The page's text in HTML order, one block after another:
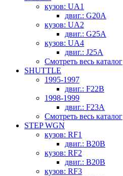
кузов: UA1
двиг.: G20A
кузов: UA2
двиг.: G25A
кузов: UA4
двиг.: J25A
Смотреть весь каталог
SHUTTLE
1995-1997
двиг.: F22B
1998-1999
двиг.: F23A
Смотреть весь каталог
STEP WGN
кузов: RF1
двиг.: B20B
кузов: RF2
двиг.: B20B
кузов: RF3